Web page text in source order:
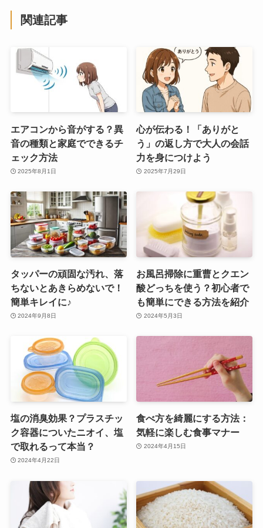
関連記事
エアコンから音がする？異
音の種類と家庭でできるチ
ェック方法
2025年8月1日
心が伝わる！「ありがと
う」の返し方で大人の会話
力を身につけよう
2025年7月29日
タッパーの頑固な汚れ、落
ちないとあきらめないで！
簡単キレイに♪
2024年9月8日
お風呂掃除に重曹とクエン
酸どっちを使う？初心者で
も簡単にできる方法を紹介
2024年5月3日
塩の消臭効果？プラスチッ
ク容器についたニオイ、塩
で取れるって本当？
2024年4月22日
食べ方を綺麗にする方法：
気軽に楽しむ食事マナー
2024年4月15日